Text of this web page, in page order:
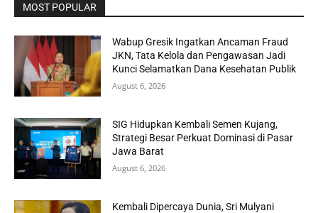
MOST POPULAR
Wabup Gresik Ingatkan Ancaman Fraud
JKN, Tata Kelola dan Pengawasan Jadi
Kunci Selamatkan Dana Kesehatan Publik
August 6, 2026
SIG Hidupkan Kembali Semen Kujang,
Strategi Besar Perkuat Dominasi di Pasar
Jawa Barat
August 6, 2026
Kembali Dipercaya Dunia, Sri Mulyani